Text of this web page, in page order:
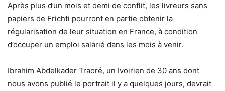
Après plus d’un mois et demi de conflit, les livreurs sans
papiers de Frichti pourront en partie obtenir la
régularisation de leur situation en France, à condition
d’occuper un emploi salarié dans les mois à venir.
Ibrahim Abdelkader Traoré, un Ivoirien de 30 ans dont
nous avons publié le portrait il y a quelques jours, devrait